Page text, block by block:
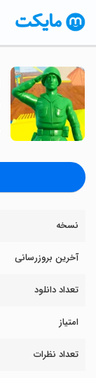
نسخه
آخرین بروزرسانی
تعداد دانلود
امتیاز
تعداد نظرات